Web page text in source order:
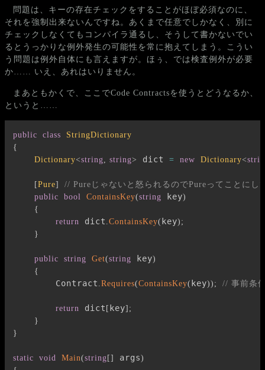
問題は、キーの存在チェックをすることがほぼ必須なのに、
それを強制出来ないんですね。あくまで任意でしかなく、別に
チェックしなくてもコンパイラ通るし、そうして書かないでい
るとうっかりな例外発生の可能性を常に抱えてしまう。こうい
う問題は例外自体にも言えますが。ほぅ、では検査例外が必要
か…… いえ、あれはいりません。
まあともかくで、ここでCode Contractsを使うとどうなるか、
というと……
public class
StringDictionary
{
Dictionary<string string> dict = new Dictionary<
[Pure]
// Pureじゃないと怒られるのでPureってことにし
public
bool ContainsKey(string key)
{
return
dict ContainsKey( key) ;
}
public string Get(string key)
{
        Contract
Requires(ContainsKey( key)) ; // 事前条
return dict [ key] ;
}
}
static void Main(string[] args)